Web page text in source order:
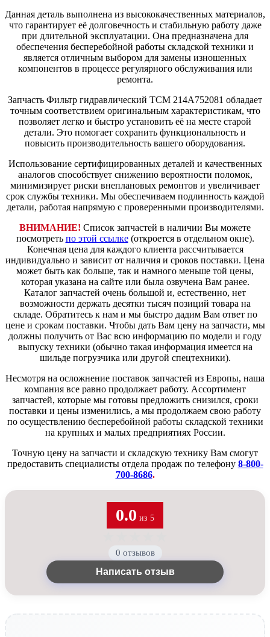
Данная деталь выполнена из высококачественных материалов,
что гарантирует её долговечность и стабильную работу даже
при длительной эксплуатации. Она предназначена для
обеспечения бесперебойной работы складской техники и
является отличным выбором для замены изношенных
компонентов в процессе регулярного обслуживания или
ремонта.
Запчасть Фильтр гидравлический TCM 214A752081 обладает
точным соответствием оригинальным характеристикам, что
позволяет легко и быстро установить её на месте старой
детали. Это помогает сохранить функциональность и
повысить производительность вашего оборудования.
Использование сертифицированных деталей и качественных
аналогов способствует снижению вероятности поломок,
минимизирует риски внеплановых ремонтов и увеличивает
срок службы техники. Мы обеспечиваем подлинность каждой
детали, работая напрямую с проверенными производителями.
ВНИМАНИЕ! Список запчастей в наличии Вы можете
посмотреть по этой ссылке(откроется в отдельном окне).
Конечная цена для каждого клиента рассчитывается
индивидуально и зависит от наличия и сроков поставки. Цена
может быть как больше, так и намного меньше той цены,
которая указана на сайте или была озвучена Вам ранее.
Каталог запчастей очень большой и, естественно, нет
возможности держать десятки тысяч позиций товара на
складе. Обратитесь к нам и мы быстро дадим Вам ответ по
цене и срокам поставки. Чтобы дать Вам цену на запчасти, мы
должны получить от Вас всю информацию по модели и году
выпуску техники (обычно такая информация имеется на
шильде погрузчика или другой спецтехники).
Несмотря на осложнение поставок запчастей из Европы, наша
компания все равно продолжает работу. Ассортимент
запчастей, которые мы готовы предложить снизился, сроки
поставки и цены изменились, а мы продолжаем свою работу
по осуществлению бесперебойной работы складской техники
на крупных и малых предприятиях России.
Точную цену на запчасти и складскую технику Вам смогут
предоставить специалисты отдела продаж по телефону 8-800-
700-8686.
0.0 из 5
0 отзывов
Написать отзыв